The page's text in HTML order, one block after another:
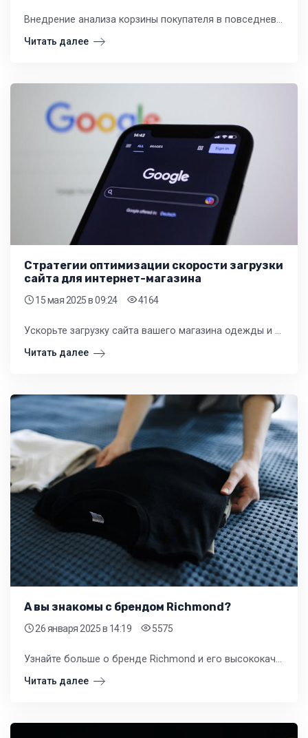
Внедрение анализа корзины покупателя в повседневную практику управления магазином — это не разовая акция, а непрерывный процесс. Он позволяет перевести мерчендайзинг, планирование акций и закупок на качественно новый, осознанный уровень.
Читать далее
Стратегии оптимизации скорости загрузки
сайта для интернет-магазина
15 мая 2025в 09:24 4164
Ускорьте загрузку сайта вашего магазина одежды и обуви: практичные стратегии оптимизации для роста продаж. Советы по выбору хостинга, кэшированию и мобильной версии.
Читать далее
А вы знакомы с брендом Richmond?
26 января 2025в 14:19 5575
Узнайте больше о бренде Richmond и его высококачественной одежде. Richmond является одним из лидеров итальянской моды, предлагая стильную и комфортную одежду для мужчин и женщин.
Читать далее